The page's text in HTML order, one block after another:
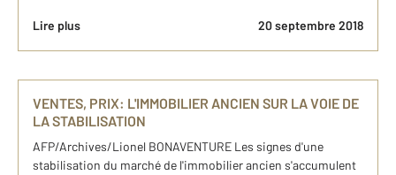
Lire plus 20 septembre 2018
VENTES, PRIX: L'IMMOBILIER ANCIEN SUR LA VOIE DE
LA STABILISATION
AFP/Archives/Lionel BONAVENTURE Les signes d'une
stabilisation du marché de l'immobilier ancien s'accumulent